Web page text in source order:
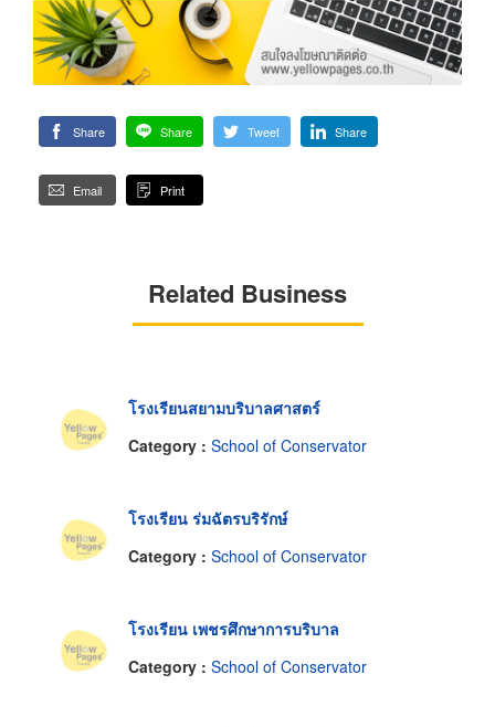
Share Share Tweet Share
Email Print
Related Business
โรงเรียนสยามบริบาลศาสตร์
Category : School of Conservator
โรงเรียน ร่มฉัตรบริรักษ์
Category : School of Conservator
โรงเรียน เพชรศึกษาการบริบาล
Category : School of Conservator